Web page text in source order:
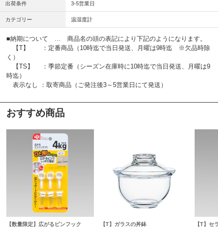
出荷条件 3-5営業日
カテゴリー 温湿度計
■納期について … 商品名の頭の表記により下記のようになります。
【T】 ：定番商品（10時迄で当日発送、月曜は9時迄 ※欠品時除
く）
【TS】 ：季節定番（シーズン在庫時に10時迄で当日発送、月曜は9
時迄）
表示なし ：取寄商品（ご発注後3～5営業日にて発送）
おすすめ商品
【数量限定】広がるピンフック
【T】ガラスの丼鉢
【T】セ